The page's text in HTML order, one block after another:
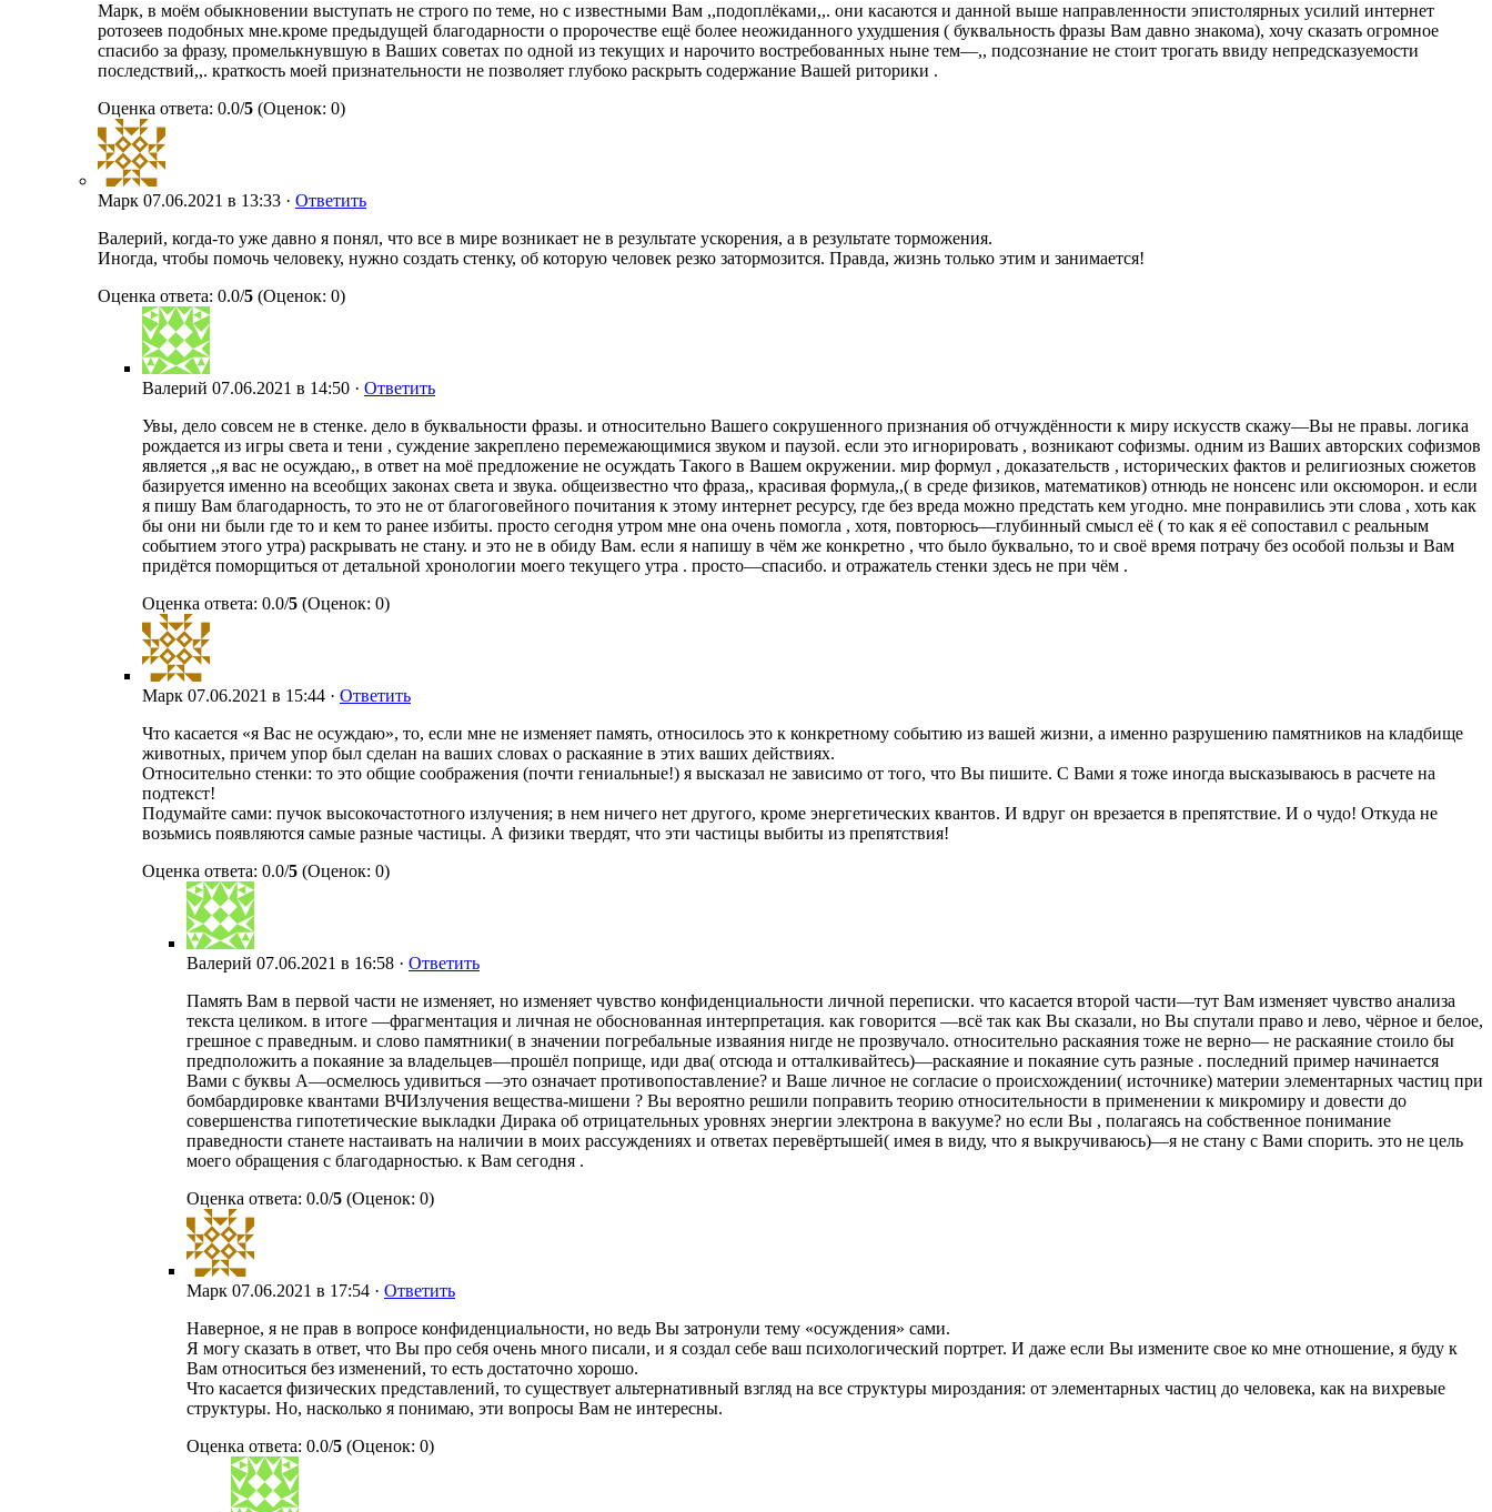
Марк, в моём обыкновении выступать не строго по теме, но с известными Вам ,,подоплёками,,. они касаются и данной выше направленности эпистолярных усилий интернет
ротозеев подобных мне.кроме предыдущей благодарности о пророчестве ещё более неожиданного ухудшения ( буквальность фразы Вам давно знакома), хочу сказать огромное
спасибо за фразу, промелькнувшую в Ваших советах по одной из текущих и нарочито востребованных ныне тем—,, подсознание не стоит трогать ввиду непредсказуемости
последствий,,. краткость моей признательности не позволяет глубоко раскрыть содержание Вашей риторики .
Оценка ответа: 0.0/5 (Оценок: 0)
Марк 07.06.2021 в 13:33 · Ответить
Валерий, когда-то уже давно я понял, что все в мире возникает не в результате ускорения, а в результате торможения.
Иногда, чтобы помочь человеку, нужно создать стенку, об которую человек резко затормозится. Правда, жизнь только этим и занимается!
Оценка ответа: 0.0/5 (Оценок: 0)
Валерий 07.06.2021 в 14:50 · Ответить
Увы, дело совсем не в стенке. дело в буквальности фразы. и относительно Вашего сокрушенного признания об отчуждённости к миру искусств скажу—Вы не правы. логика
рождается из игры света и тени , суждение закреплено перемежающимися звуком и паузой. если это игнорировать , возникают софизмы. одним из Ваших авторских софизмов
является ,,я вас не осуждаю,, в ответ на моё предложение не осуждать Такого в Вашем окружении. мир формул , доказательств , исторических фактов и религиозных сюжетов
базируется именно на всеобщих законах света и звука. общеизвестно что фраза,, красивая формула,,( в среде физиков, математиков) отнюдь не нонсенс или оксюморон. и если
я пишу Вам благодарность, то это не от благоговейного почитания к этому интернет ресурсу, где без вреда можно предстать кем угодно. мне понравились эти слова , хоть как
бы они ни были где то и кем то ранее избиты. просто сегодня утром мне она очень помогла , хотя, повторюсь—глубинный смысл её ( то как я её сопоставил с реальным
событием этого утра) раскрывать не стану. и это не в обиду Вам. если я напишу в чём же конкретно , что было буквально, то и своё время потрачу без особой пользы и Вам
придётся поморщиться от детальной хронологии моего текущего утра . просто—спасибо. и отражатель стенки здесь не при чём .
Оценка ответа: 0.0/5 (Оценок: 0)
Марк 07.06.2021 в 15:44 · Ответить
Что касается «я Вас не осуждаю», то, если мне не изменяет память, относилось это к конкретному событию из вашей жизни, а именно разрушению памятников на кладбище
животных, причем упор был сделан на ваших словах о раскаяние в этих ваших действиях.
Относительно стенки: то это общие соображения (почти гениальные!) я высказал не зависимо от того, что Вы пишите. С Вами я тоже иногда высказываюсь в расчете на
подтекст!
Подумайте сами: пучок высокочастотного излучения; в нем ничего нет другого, кроме энергетических квантов. И вдруг он врезается в препятствие. И о чудо! Откуда не
возьмись появляются самые разные частицы. А физики твердят, что эти частицы выбиты из препятствия!
Оценка ответа: 0.0/5 (Оценок: 0)
Валерий 07.06.2021 в 16:58 · Ответить
Память Вам в первой части не изменяет, но изменяет чувство конфиденциальности личной переписки. что касается второй части—тут Вам изменяет чувство анализа
текста целиком. в итоге —фрагментация и личная не обоснованная интерпретация. как говорится —всё так как Вы сказали, но Вы спутали право и лево, чёрное и белое,
грешное с праведным. и слово памятники( в значении погребальные изваяния нигде не прозвучало. относительно раскаяния тоже не верно— не раскаяние стоило бы
предположить а покаяние за владельцев—прошёл поприще, иди два( отсюда и отталкивайтесь)—раскаяние и покаяние суть разные . последний пример начинается
Вами с буквы А—осмелюсь удивиться —это означает противопоставление? и Ваше личное не согласие о происхождении( источнике) материи элементарных частиц при
бомбардировке квантами ВЧИзлучения вещества-мишени ? Вы вероятно решили поправить теорию относительности в применении к микромиру и довести до
совершенства гипотетические выкладки Дирака об отрицательных уровнях энергии электрона в вакууме? но если Вы , полагаясь на собственное понимание
праведности станете настаивать на наличии в моих рассуждениях и ответах перевёртышей( имея в виду, что я выкручиваюсь)—я не стану с Вами спорить. это не цель
моего обращения с благодарностью. к Вам сегодня .
Оценка ответа: 0.0/5 (Оценок: 0)
Марк 07.06.2021 в 17:54 · Ответить
Наверное, я не прав в вопросе конфиденциальности, но ведь Вы затронули тему «осуждения» сами.
Я могу сказать в ответ, что Вы про себя очень много писали, и я создал себе ваш психологический портрет. И даже если Вы измените свое ко мне отношение, я буду к
Вам относиться без изменений, то есть достаточно хорошо.
Что касается физических представлений, то существует альтернативный взгляд на все структуры мироздания: от элементарных частиц до человека, как на вихревые
структуры. Но, насколько я понимаю, эти вопросы Вам не интересны.
Оценка ответа: 0.0/5 (Оценок: 0)